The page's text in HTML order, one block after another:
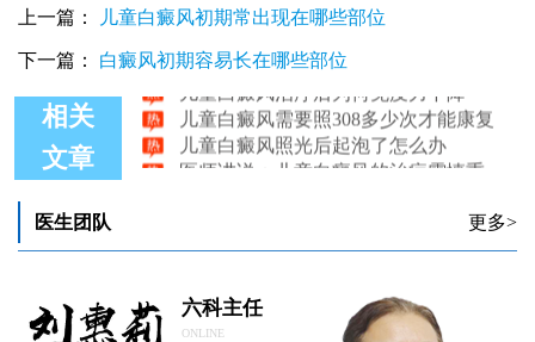
上一篇： 儿童白癜风初期常出现在哪些部位
下一篇： 白癜风初期容易长在哪些部位
相关
文章
儿童白癜风治疗后为何免疫力下降
儿童白癜风需要照308多少次才能康复
儿童白癜风照光后起泡了怎么办
医师讲说：儿童白癜风的治疗需慎重
儿童白癜风能吃vc吗
医生团队
更多>
六科主任
ONLINE